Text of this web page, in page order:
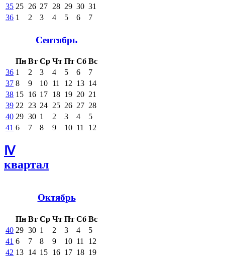
35 25 26 27 28 29 30 31
36 1 2 3 4 5 6 7
Сентябрь
Пн Вт Ср Чт Пт Сб Вс
36 1 2 3 4 5 6
7
37 8 9 10 11 12 13 14
38 15 16 17 18 19 20 21
39 22 23 24 25 26 27 28
40 29 30 1 2 3 4
5
41 6 7 8 9 10 11 12
Ⅳ
квартал
Октябрь
Пн Вт Ср Чт Пт Сб Вс
40 29 30 1 2 3 4
5
41 6 7 8 9 10 11
12
42 13 14 15 16 17 18 19